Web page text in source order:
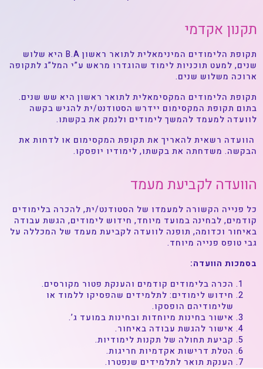
תקנון אקדמי
תקופת הלימודים המינימאלית לתואר ראשון B.A היא שלוש
שנים, למעט תוכניות לימוד שהוגדרו מראש ע”י המל”ג לתקופה
ארוכה משלוש שנים.
תקופת הלימודים המקסימאלית לתואר ראשון היא שש שנים.
בתום תקופת המקסימום יידרש הסטודנט/ית להגיש בקשה
לוועדה למעמד להמשך לימודים ולנמק את בקשתו.
הוועדה רשאית להאריך את תקופת המקסימום או לדחות את
הבקשה. משדחתה את בקשתו, לימודיו יופסקו.
הוועדה לקביעת מעמד
כל פנייה הקשורה למעמדו של הסטודנט/ית, להכרה בלימודים
קודמים, לבחינה במועד מיוחד, חידוש לימודים, הגשת עבודה
באיחור וכדומה, תופנה לוועדה לקביעת מעמד של המכללה על
גבי טופס פנייה מיוחד.
בסמכות הוועדה:
הכרה בלימודים קודמים והענקת פטור מקורסים.
חידוש לימודים: לתלמידים שהפסיקו ללמוד או
שלימודיהם הופסקו.
אישור בחינות מיוחדות ובחינות במועד ג’.
אישור להגשת עבודה באיחור.
קביעת תחולה של תקנות לימודיות.
הטלת דרישות אקדמיות חריגות.
הענקת תואר לתלמידים שנפטרו.